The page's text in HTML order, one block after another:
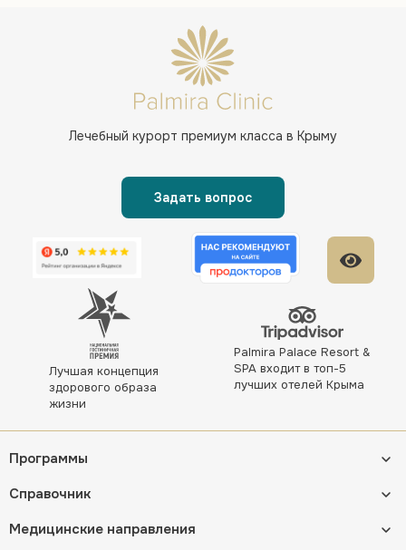
Лечебный курорт премиум класса в Крыму
Задать вопрос
Лучшая концепция
здорового образа
жизни
Palmira Palace Resort &
SPA входит в топ-5
лучших отелей Крыма
Программы
Справочник
Медицинские направления